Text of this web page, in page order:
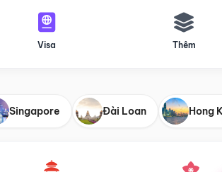
Visa Thêm
Singapore Đài Loan Hong